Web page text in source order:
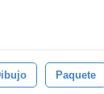
Paquete